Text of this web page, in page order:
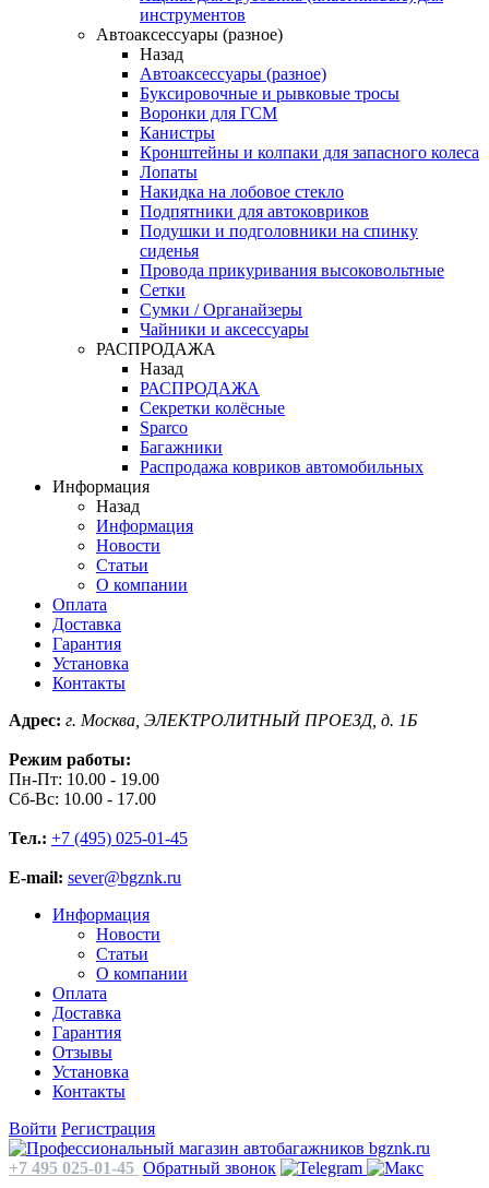
инструментов
Автоаксессуары (разное)
Назад
Автоаксессуары (разное)
Буксировочные и рывковые тросы
Воронки для ГСМ
Канистры
Кронштейны и колпаки для запасного колеса
Лопаты
Накидка на лобовое стекло
Подпятники для автоковриков
Подушки и подголовники на спинку
сиденья
Провода прикуривания высоковольтные
Сетки
Сумки / Органайзеры
Чайники и аксессуары
РАСПРОДАЖА
Назад
РАСПРОДАЖА
Секретки колёсные
Sparco
Багажники
Распродажа ковриков автомобильных
Информация
Назад
Информация
Новости
Статьи
О компании
Оплата
Доставка
Гарантия
Установка
Контакты
Адрес: г. Москва, ЭЛЕКТРОЛИТНЫЙ ПРОЕЗД, д. 1Б
Режим работы:
Пн-Пт: 10.00 - 19.00
Сб-Вс: 10.00 - 17.00
Тел.: +7 (495) 025-01-45
E-mail: sever@bgznk.ru
Информация
Новости
Статьи
О компании
Оплата
Доставка
Гарантия
Отзывы
Установка
Контакты
Войти Регистрация
+7 495 025-01-45 Обратный звонок